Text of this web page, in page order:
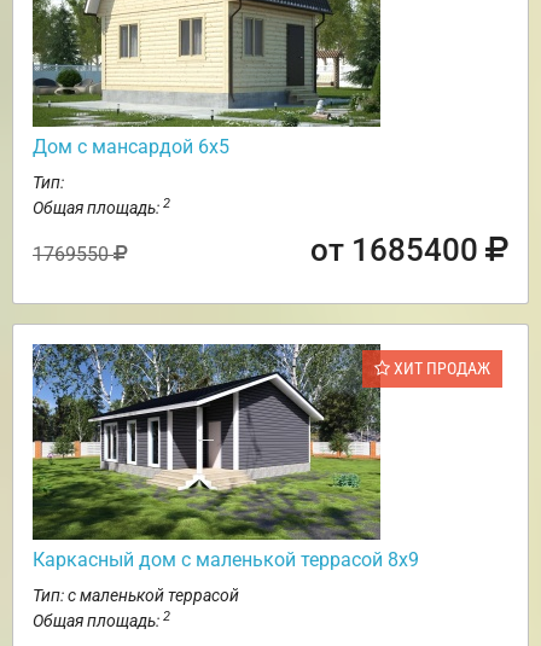
Дом с мансардой 6х5
Тип:
Общая площадь: 2
1769550 от 1685400
ХИТ ПРОДАЖ
Каркасный дом с маленькой террасой 8х9
Тип: с маленькой террасой
Общая площадь: 2